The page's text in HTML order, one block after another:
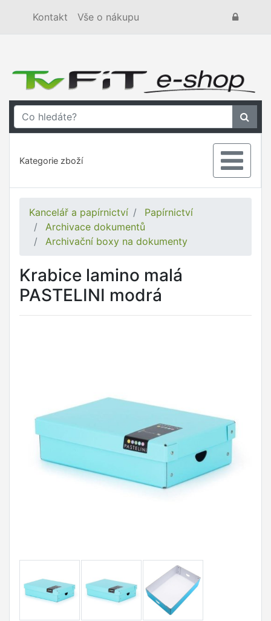
Kontakt Vše o nákupu
Kategorie zboží
Kancelář a papírnictví
Papírnictví
Archivace dokumentů
Archivační boxy na dokumenty
Krabice lamino malá
PASTELINI modrá